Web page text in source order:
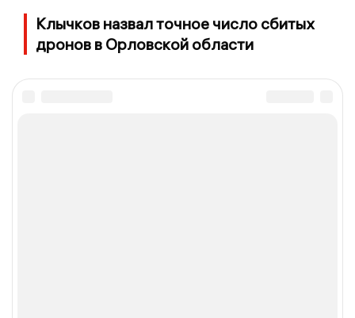
Клычков назвал точное число сбитых
дронов в Орловской области